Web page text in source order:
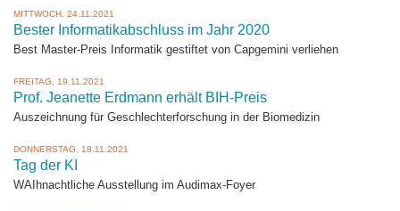
MITTWOCH, 24.11.2021
Bester Informatikabschluss im Jahr 2020
Best Master-Preis Informatik gestiftet von Capgemini verliehen
FREITAG, 19.11.2021
Prof. Jeanette Erdmann erhält BIH-Preis
Auszeichnung für Geschlechterforschung in der Biomedizin
DONNERSTAG, 18.11.2021
Tag der KI
WAIhnachtliche Ausstellung im Audimax-Foyer